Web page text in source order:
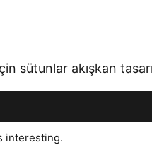
sütunlar akışkan
interesting.